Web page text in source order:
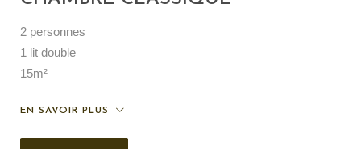
2 personnes
1 lit double
15m²
EN SAVOIR PLUS